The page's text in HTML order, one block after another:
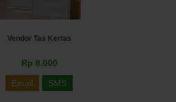
Vendor Tas Kertas
Rp 8.000
Email SMS